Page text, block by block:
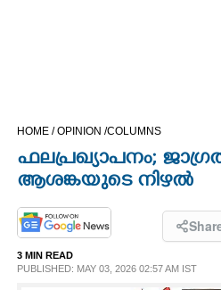
HOME /OPINION /COLUMNS
ഫലപ്രഖ്യാപനം;
ആശങ്കയുടെ നിഴൽ
3 MIN READ
PUBLISHED: MAY 03, 2026 02:57 AM IST